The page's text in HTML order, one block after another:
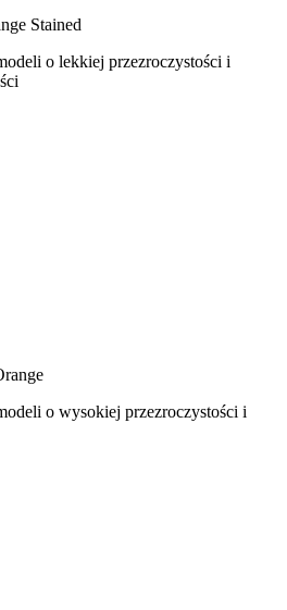
Stained
o lekkiej przezroczystości i
o wysokiej przezroczystości i